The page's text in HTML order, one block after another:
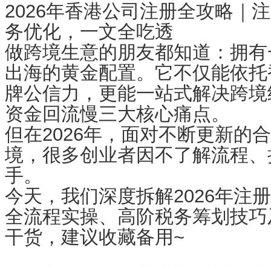
2026年香港公司注册全攻略｜
务优化，一文全吃透
做跨境生意的朋友都知道：拥
出海的黄金配置。它不仅能依
牌公信力，更能一站式解决跨
资金回流慢三大核心痛点。
但在2026年，面对不断更新的
境，很多创业者因不了解流程
手。
今天，我们深度拆解2026年注
全流程实操、高阶税务筹划技
干货，建议收藏备用~